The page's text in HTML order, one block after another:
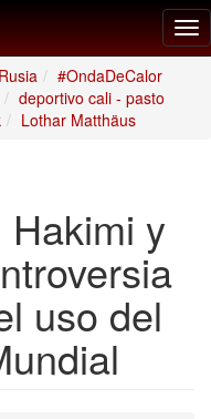
Rusia
#OndaDeCalor
deportivo cali - pasto
Lothar Matthäus
y
uso del